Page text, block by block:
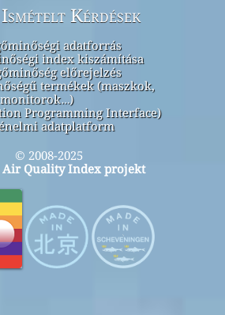
Kérdések
adatforrás
index kiszámítása
előrejelzés
termékek (maszkok,
monitorok…)
Programming Interface)
adatplatform
© 2008-2025
Quality Index projekt